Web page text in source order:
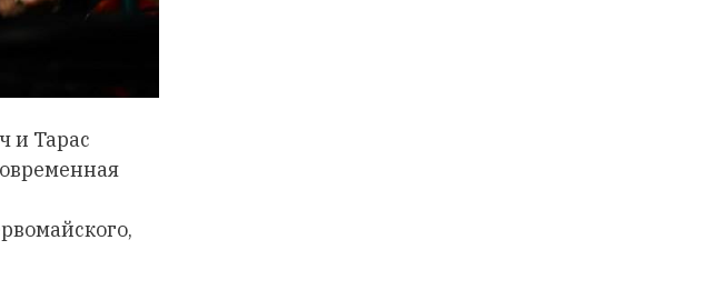
и Тарас